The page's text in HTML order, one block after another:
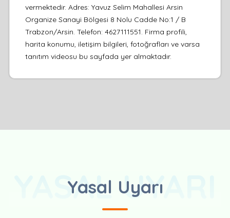
vermektedir. Adres: Yavuz Selim Mahallesi Arsin
Organize Sanayi Bölgesi 8 Nolu Cadde No:1 / B
Trabzon/Arsin. Telefon: 4627111551. Firma profili,
harita konumu, iletişim bilgileri, fotoğrafları ve varsa
tanıtım videosu bu sayfada yer almaktadır.
Yasal Uyarı
YASAL UYARI